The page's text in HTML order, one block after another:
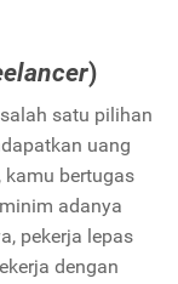
)
satu pilihan
uang
kamu bertugas
adanya
pekerja lepas
dengan